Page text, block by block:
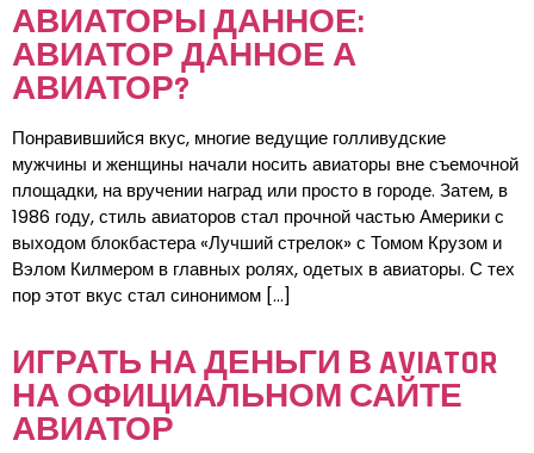
АВИАТОРЫ ДАННОЕ:
АВИАТОР ДАННОЕ А
АВИАТОР?
Понравившийся вкус, многие ведущие голливудские
мужчины и женщины начали носить авиаторы вне съемочной
площадки, на вручении наград или просто в городе. Затем, в
1986 году, стиль авиаторов стал прочной частью Америки с
выходом блокбастера «Лучший стрелок» с Томом Крузом и
Вэлом Килмером в главных ролях, одетых в авиаторы. С тех
пор этот вкус стал синонимом […]
ИГРАТЬ НА ДЕНЬГИ В AVIATOR
НА ОФИЦИАЛЬНОМ САЙТЕ
АВИАТОР